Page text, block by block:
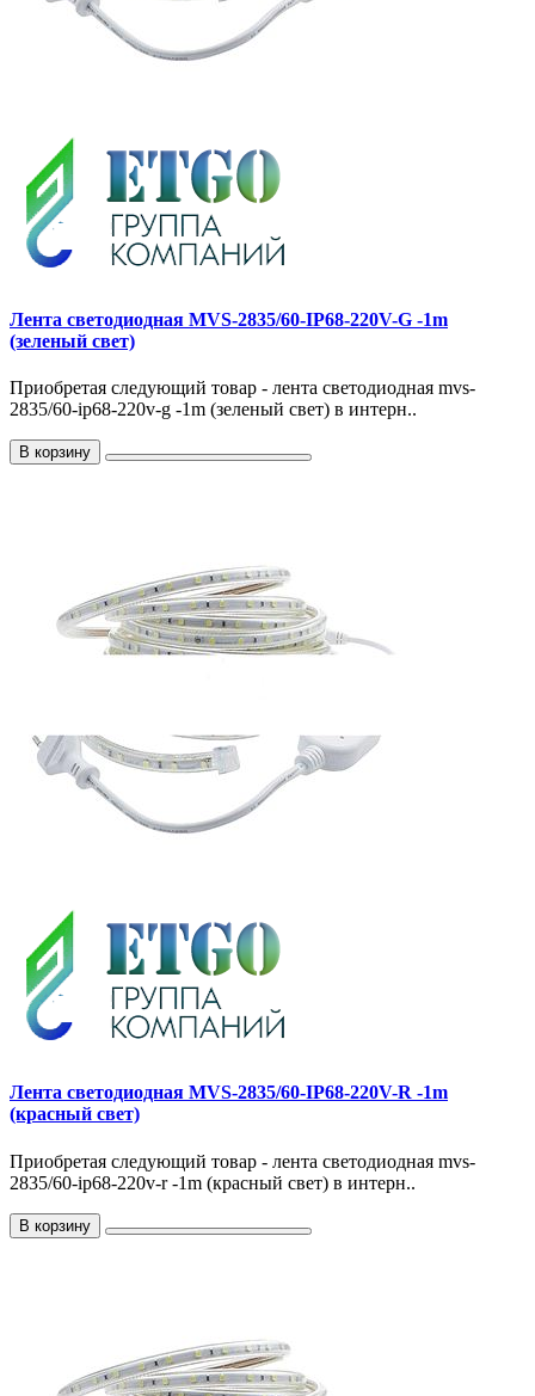
Лента светодиодная MVS-2835/60-IP68-220V-G -1m
(зеленый свет)
Приобретая следующий товар - лента светодиодная mvs-
2835/60-ip68-220v-g -1m (зеленый свет) в интерн..
В корзину
Лента светодиодная MVS-2835/60-IP68-220V-R -1m
(красный свет)
Приобретая следующий товар - лента светодиодная mvs-
2835/60-ip68-220v-r -1m (красный свет) в интерн..
В корзину